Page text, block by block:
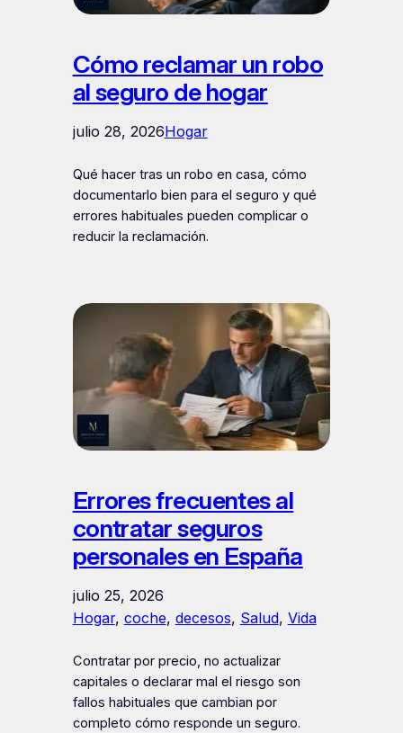
Cómo reclamar un robo
al seguro de hogar
julio 28, 2026Hogar
Qué hacer tras un robo en casa, cómo
documentarlo bien para el seguro y qué
errores habituales pueden complicar o
reducir la reclamación.
Errores frecuentes al
contratar seguros
personales en España
julio 25, 2026
Hogar, coche, decesos, Salud, Vida
Contratar por precio, no actualizar
capitales o declarar mal el riesgo son
fallos habituales que cambian por
completo cómo responde un seguro.